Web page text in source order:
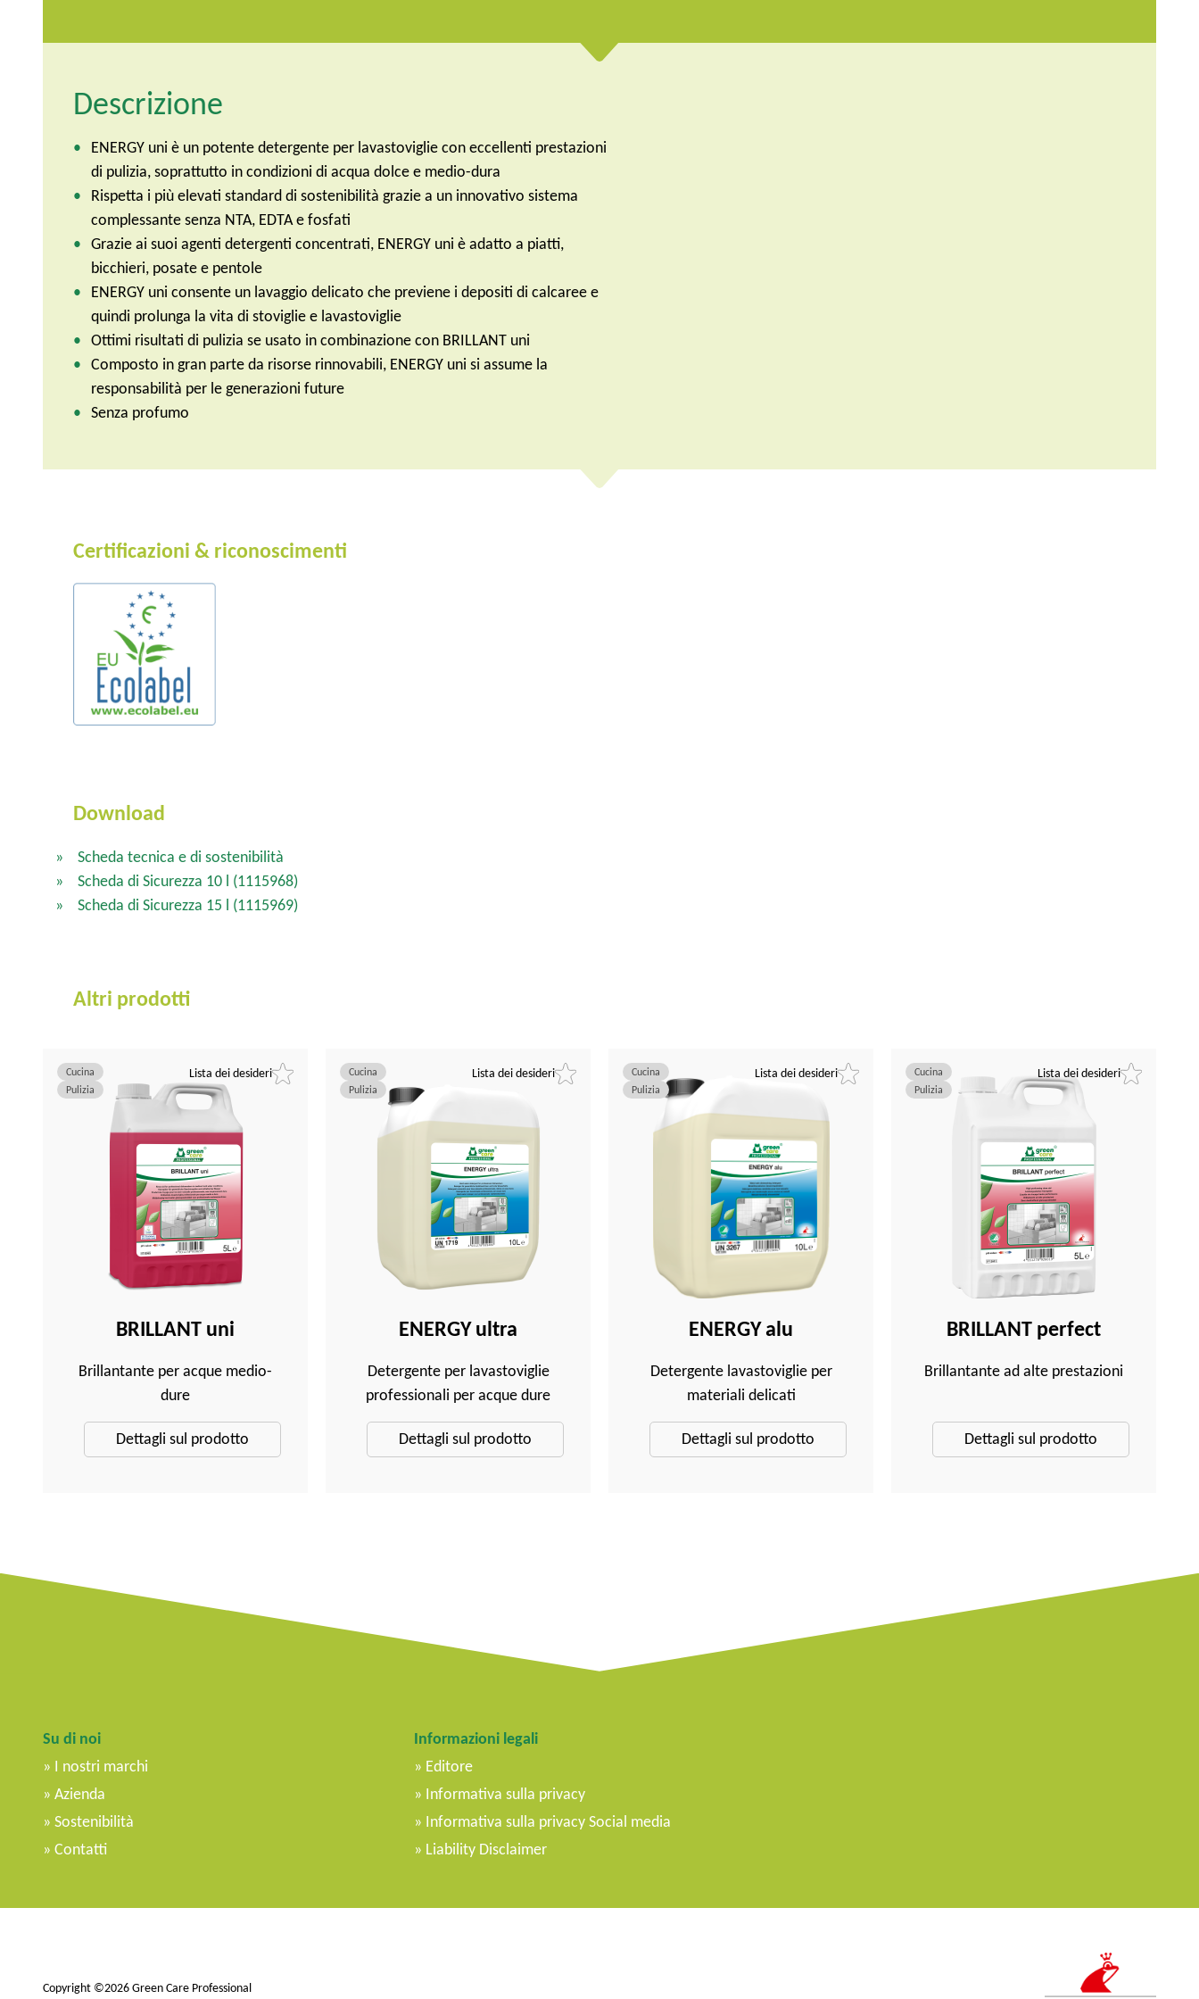
Descrizione
ENERGY uni è un potente detergente per lavastoviglie con eccellenti prestazioni
di pulizia, soprattutto in condizioni di acqua dolce e medio-dura
Rispetta i più elevati standard di sostenibilità grazie a un innovativo sistema
complessante senza NTA, EDTA e fosfati
Grazie ai suoi agenti detergenti concentrati, ENERGY uni è adatto a piatti,
bicchieri, posate e pentole
ENERGY uni consente un lavaggio delicato che previene i depositi di calcaree e
quindi prolunga la vita di stoviglie e lavastoviglie
Ottimi risultati di pulizia se usato in combinazione con BRILLANT uni
Composto in gran parte da risorse rinnovabili, ENERGY uni si assume la
responsabilità per le generazioni future
Senza profumo
Certificazioni & riconoscimenti
Download
Scheda tecnica e di sostenibilità
Scheda di Sicurezza 10 l (1115968)
Scheda di Sicurezza 15 l (1115969)
Altri prodotti
Lista dei desideri
BRILLANT uni
Brillantante per acque medio-
dure
Cucina
Pulizia
Dettagli sul prodotto
Lista dei desideri
ENERGY ultra
Detergente per lavastoviglie
professionali per acque dure
Cucina
Pulizia
Dettagli sul prodotto
Lista dei desideri
ENERGY alu
Detergente lavastoviglie per
materiali delicati
Cucina
Pulizia
Dettagli sul prodotto
Lista dei desideri
BRILLANT perfect
Brillantante ad alte prestazioni
Cucina
Pulizia
Dettagli sul prodotto
Su di noi
I nostri marchi
Azienda
Sostenibilità
Contatti
Informazioni legali
Editore
Informativa sulla privacy
Informativa sulla privacy Social media
Liability Disclaimer
Copyright ©2026 Green Care Professional